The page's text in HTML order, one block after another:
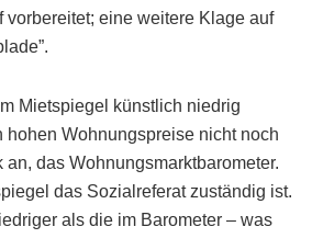
eine weitere Klage auf
Mietspiegel künstlich niedrig
Wohnungspreise nicht noch
das Wohnungsmarktbarometer.
das Sozialreferat zuständig ist.
als die im Barometer – was